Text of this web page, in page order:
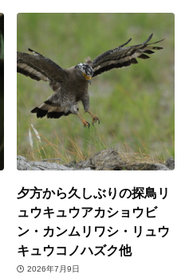
夕方から久しぶりの探鳥リ
ュウキュウアカショウビ
ン・カンムリワシ・リュウ
キュウコノハズク他
2026年7月9日